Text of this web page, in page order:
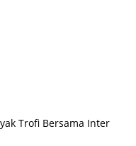
Trofi Bersama Inter